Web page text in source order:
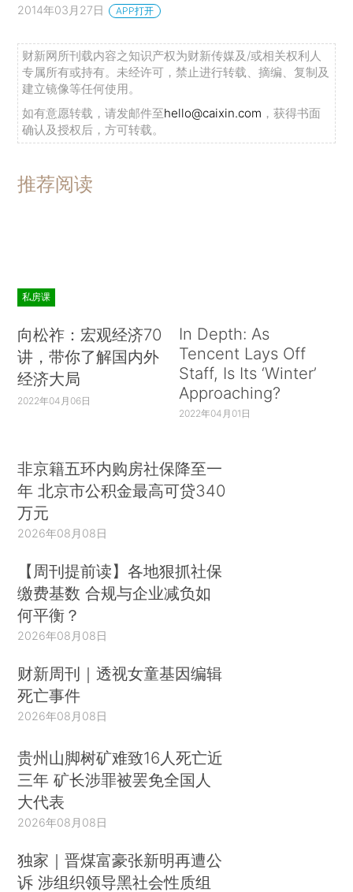
2014年03月27日 APP打开
财新网所刊载内容之知识产权为财新传媒及/或相关权利人
专属所有或持有。未经许可，禁止进行转载、摘编、复制及
建立镜像等任何使用。
如有意愿转载，请发邮件至hello@caixin.com ，获得书面
确认及授权后，方可转载。
推荐阅读
私房课
向松祚：宏观经济70
讲，带你了解国内外
经济大局
2022年04月06日
In Depth: As
Tencent Lays Off
Staff, Is Its ‘Winter’
Approaching?
2022年04月01日
非京籍五环内购房社保降至一
年 北京市公积金最高可贷340
万元
2026年08月08日
【周刊提前读】各地狠抓社保
缴费基数 合规与企业减负如
何平衡？
2026年08月08日
财新周刊｜透视女童基因编辑
死亡事件
2026年08月08日
贵州山脚树矿难致16人死亡近
三年 矿长涉罪被罢免全国人
大代表
2026年08月08日
独家｜晋煤富豪张新明再遭公
诉 涉组织领导黑社会性质组